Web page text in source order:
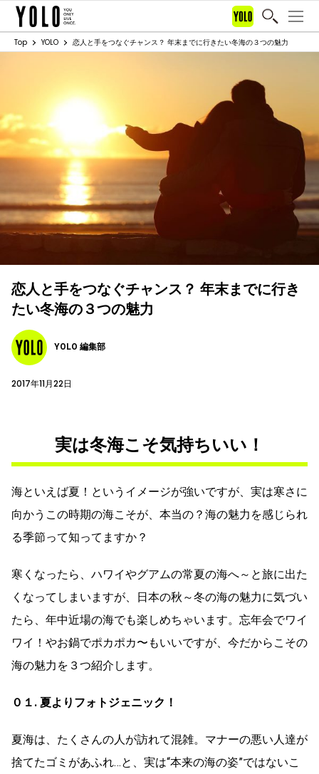
Top YOLO 恋人と手をつなぐチャンス？ 年末までに行きたい冬海の３つの魅力
恋人と手をつなぐチャンス？ 年末までに行き
たい冬海の３つの魅力
YOLO 編集部
2017年11月22日
実は冬海こそ気持ちいい！
海といえば夏！というイメージが強いですが、実は寒さに
向かうこの時期の海こそが、本当の？海の魅力を感じられ
る季節って知ってますか？
寒くなったら、ハワイやグアムの常夏の海へ～と旅に出た
くなってしまいますが、日本の秋～冬の海の魅力に気づい
たら、年中近場の海でも楽しめちゃいます。忘年会でワイ
ワイ！やお鍋でポカポカ〜もいいですが、今だからこその
海の魅力を３つ紹介します。
０１. 夏よりフォトジェニック！
夏海は、たくさんの人が訪れて混雑。マナーの悪い人達が
捨てたゴミがあふれ…と、実は“本来の海の姿”ではないこ